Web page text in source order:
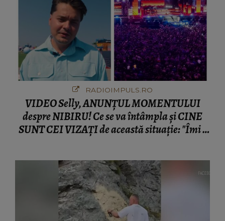
RADIOIMPULS.RO
VIDEO Selly, ANUNȚUL MOMENTULUI
despre NIBIRU! Ce se va întâmpla și CINE
SUNT CEI VIZAȚI de această situație: "Îmi e